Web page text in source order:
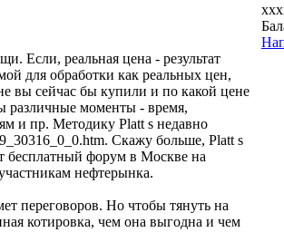
Если, реальная цена - результат
для обработки как реальных цен,
вы сейчас бы купили и по какой цене
различные моменты - время,
и пр. Методику Platt s недавно
Скажу больше, Platt s
бесплатный форум в Москве на
нефтерынка.
переговоров. Но чтобы тянуть на
котировка, чем она выгодна и чем